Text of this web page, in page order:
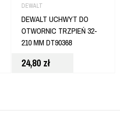
DEWALT
DEWALT UCHWYT DO
OTWORNIC TRZPIEŃ 32-
210 MM DT90368
24,80 zł